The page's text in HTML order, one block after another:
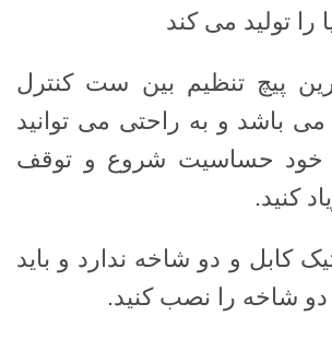
را تولید می کند
پیچ تنظیم بین ست کنترل
می باشد و به راحتی می توانید
خود حساسیت شروع و توقف
کنید.
کابل و دو شاخه ندارد و باید
دو شاخه را نصب کنید.